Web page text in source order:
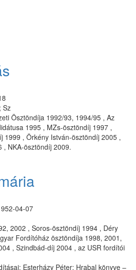
Sz
Ösztöndíja 1992/93, 1994/95 , Az
1995 , MZs-ösztöndíj 1997 ,
1999 , Örkény István-ösztöndíj 2005 ,
, NKA-ösztöndíj 2009.
04-07
2002 , Soros-ösztöndíj 1994 , Déry
Fordítóház ösztöndíja 1998, 2001,
, Szindbád-díj 2004 , az USR fordítói
Esterházy Péter: Hrabal könyve –